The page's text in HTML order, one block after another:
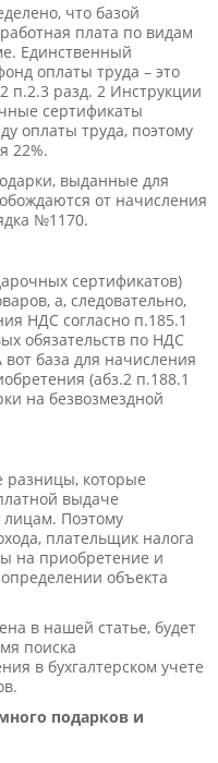
что базой
плата по видам
Единственный
оплаты труда – это
п.2.3 разд. 2 Инструкции
сертификаты
оплаты труда, поэтому
22%.
выданные для
от начисления
№1170.
сертификатов)
а, следовательно,
НДС согласно п.185.1
обязательств по НДС
база для начисления
(абз.2 п.188.1
на безвозмездной
разницы, которые
выдаче
лицам. Поэтому
плательщик налога
на приобретение и
объекта
в нашей статье, будет
поиска
в бухгалтерском учете
подарков и